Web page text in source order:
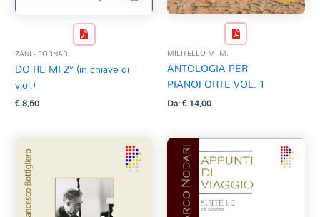
ZANI - FORNARI
DO RE MI 2° (in chiave di
viol.)
€8,50
MILITELLO M. M.
ANTOLOGIA PER
PIANOFORTE VOL. 1
Da:€14,00